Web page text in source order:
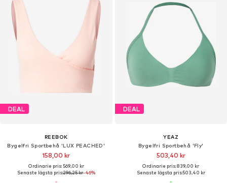
DEAL
REEBOK
Bygelfri Sportbehå 'LUX PEACHED'
158,00 kr
Ordinarie pris: 569,00 kr
Senaste lägsta pris:296,25 kr-46%
DEAL
YEAZ
Bygelfri Sportbehå 'Fly'
503,40 kr
Ordinarie pris: 839,00 kr
Senaste lägsta pris:503,40 kr